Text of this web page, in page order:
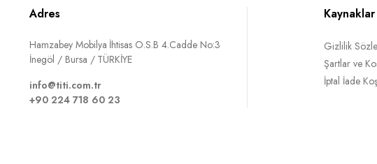
Adres
Hamzabey Mobilya İhtisas O.S.B 4.Cadde No:3
İnegöl / Bursa / TÜRKİYE
info@titi.com.tr
+90 224 718 60 23
Kaynaklar
Gizlilik
Şartlar ve
İptal İade